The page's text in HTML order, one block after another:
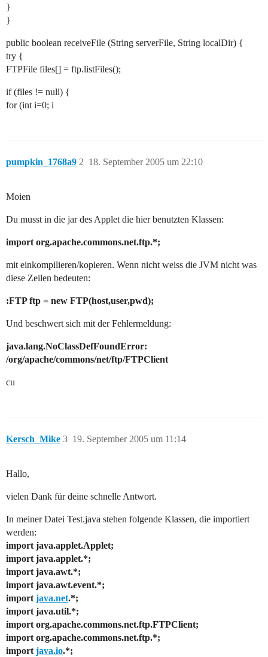
}
}
public boolean receiveFile (String serverFile, String localDir) {
try {
FTPFile files[] = ftp.listFiles();
if (files != null) {
for (int i=0; i
pumpkin_1768a9 18. September 2005 um 22:10
2
Moien
Du musst in die jar des Applet die hier benutzten Klassen:
import org.apache.commons.net.ftp.*;
mit einkompilieren/kopieren. Wenn nicht weiss die JVM nicht was
diese Zeilen bedeuten:
:FTP ftp = new FTP(host,user,pwd);
Und beschwert sich mit der Fehlermeldung:
java.lang.NoClassDefFoundError:
/org/apache/commons/net/ftp/FTPClient
cu
Kersch_Mike 19. September 2005 um 11:14
3
Hallo,
vielen Dank für deine schnelle Antwort.
In meiner Datei Test.java stehen folgende Klassen, die importiert
werden:
import java.applet.Applet;
import java.applet.*;
import java.awt.*;
import java.awt.event.*;
import java.net.*;
import java.util.*;
import org.apache.commons.net.ftp.FTPClient;
import org.apache.commons.net.ftp.*;
import java.io.*;